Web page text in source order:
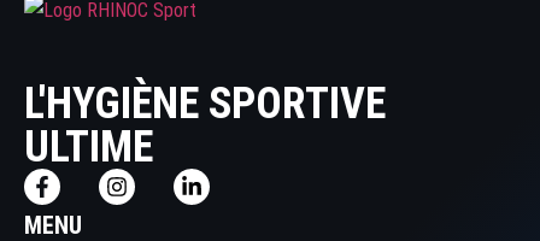
L'HYGIÈNE SPORTIVE
ULTIME
MENU